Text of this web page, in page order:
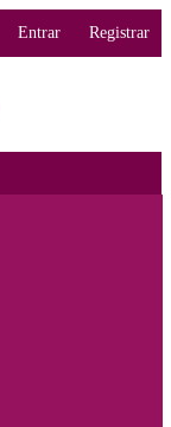
Entrar Registrar